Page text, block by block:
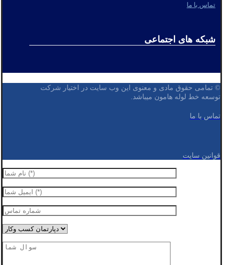
تماس با ما
شبکه های اجتماعی
© تمامی حقوق مادی و معنوی این وب سایت در اختیار شرکت
توسعه خط لوله هامون میباشد.
تماس با ما
قوانین سایت